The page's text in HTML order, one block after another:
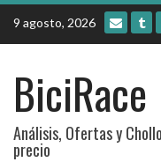
Skip
content
9 agosto, 2026
BiciRace
Análisis, Ofertas y
precio